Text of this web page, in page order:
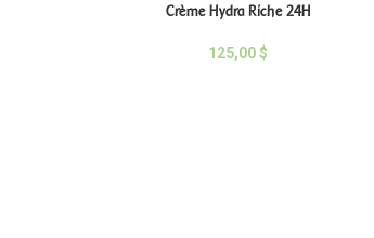
Crème Hydra Riche 24H
125,00$